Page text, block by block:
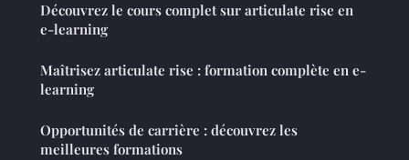
Découvrez le cours complet sur articulate rise en
e-learning
Maîtrisez articulate rise : formation complète en e-
learning
Opportunités de carrière : découvrez les
meilleures formations